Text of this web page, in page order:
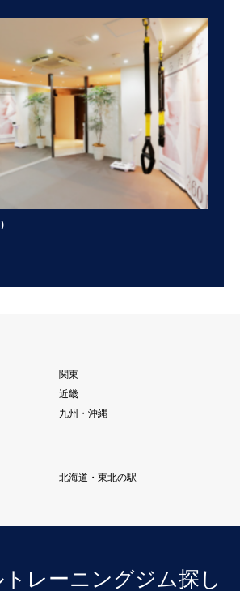
関東
近畿
九州・沖縄
北海道・東北の駅
レーニングジム探し